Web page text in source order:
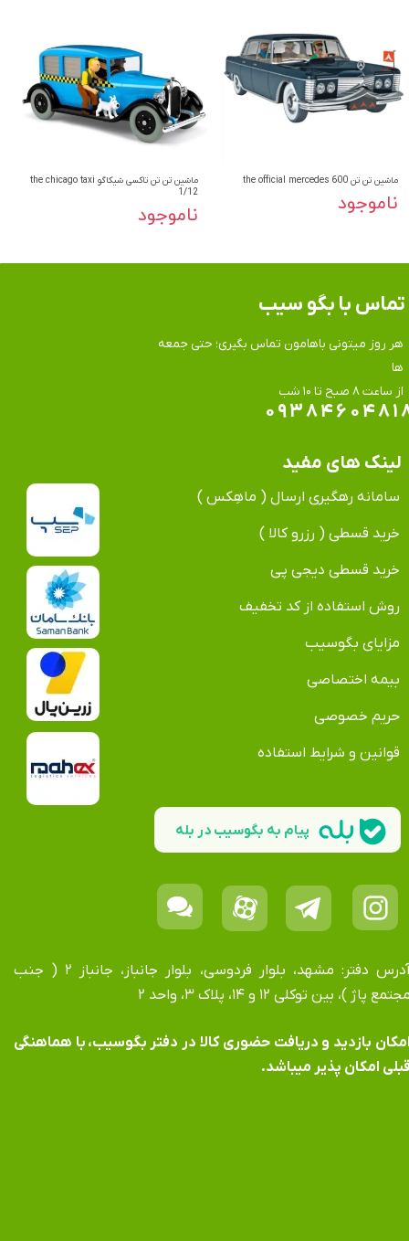
ماشین تن تن the official mercedes 600
ناموجود
ماشین تن تن تاکسی شیکاگو the chicago taxi
1/12
ناموجود
هر روز میتونی باهامون تماس بگیری؛ حتی جمعه
ها
​​​​​​​از ساعت ۸ صبح تا ۱۰ شب
تماس​​​​​​​ با بگو سیب
لینک های مفید
سامانه رهگیری ارسال ( ماهِکس )
خرید قسطی ( رزرو کالا )
خرید قسطی دیجی پی
روش استفاده از کد تخفیف
مزایای بگوسیب
بیمه اختصاصی
حریم خصوصی
قوانین و شرایط استفاده
آدرس دفتر: مشهد، بلوار فردوسی، بلوار جانباز، جانباز ۲ ( جنب
پاژ )، بین توکلی ۱۲ و ۱۴، پلاک ۳، واحد ۲
بازدید و دریافت حضوری کالا در دفتر بگوسیب، با هماهنگی
امکان پذیر میباشد.
پیام به بگوسیب در بله